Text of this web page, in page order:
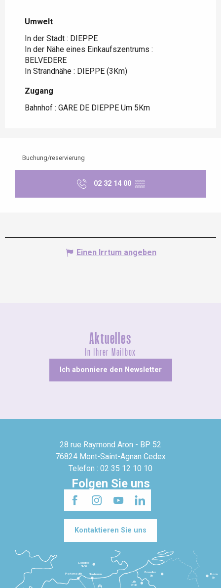
Umwelt
Umwelt
In der Stadt : DIEPPE
In der Nähe eines Einkaufszentrums :
BELVEDERE
In Strandnähe : DIEPPE (3Km)
Zugang
Zugang
Bahnhof : GARE DE DIEPPE Um 5Km
Buchung/reservierung
02 32 14 00 ▒▒
Einen Irrtum angeben
Aktuelles
In Ihrer Mailbox
Ich abonniere den Newsletter
28 rue Raymond Aron - BP 52
76824 Mont-Saint-Agnan Cedex
Telefon : 02 35 12 10 10
Folgen Sie uns
Kontaktieren Sie uns
Lille
2h30
Bruxelles
3h
Londres
3h30
Newhaven
Portsmouth
Bonn
5h